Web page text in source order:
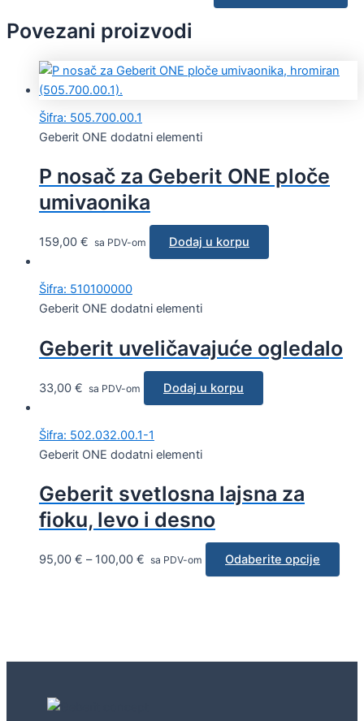
Povezani proizvodi
Šifra: 505.700.00.1
Geberit ONE dodatni elementi
P nosač za Geberit ONE ploče
umivaonika
159,00 € sa PDV-om Dodaj u korpu
Šifra: 510100000
Geberit ONE dodatni elementi
Geberit uveličavajuće ogledalo
33,00 € sa PDV-om Dodaj u korpu
Šifra: 502.032.00.1-1
Geberit ONE dodatni elementi
Geberit svetlosna lajsna za
fioku, levo i desno
95,00 € – 100,00 € sa PDV-om Odaberite opcije